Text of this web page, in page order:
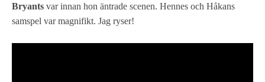
Bryants var innan hon äntrade scenen. Hennes och Håkans
samspel var magnifikt. Jag ryser!